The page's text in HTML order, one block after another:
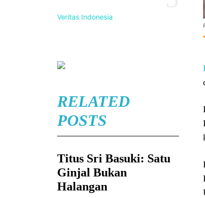
Veritas Indonesia
RELATED
POSTS
Titus Sri Basuki: Satu
Ginjal Bukan
Halangan